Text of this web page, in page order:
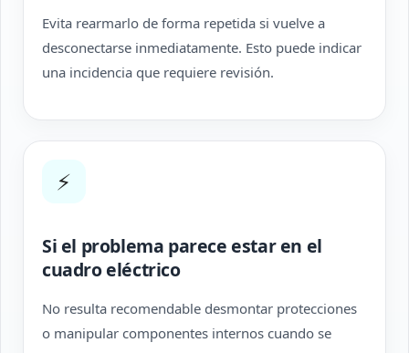
Evita rearmarlo de forma repetida si vuelve a
desconectarse inmediatamente. Esto puede indicar
una incidencia que requiere revisión.
⚡
Si el problema parece estar en el
cuadro eléctrico
No resulta recomendable desmontar protecciones
o manipular componentes internos cuando se